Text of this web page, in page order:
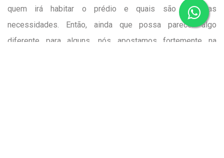
quem irá habitar o prédio e quais são as suas
necessidades. Então, ainda que possa parecer algo
diferente para alguns, nós apostamos fortemente na